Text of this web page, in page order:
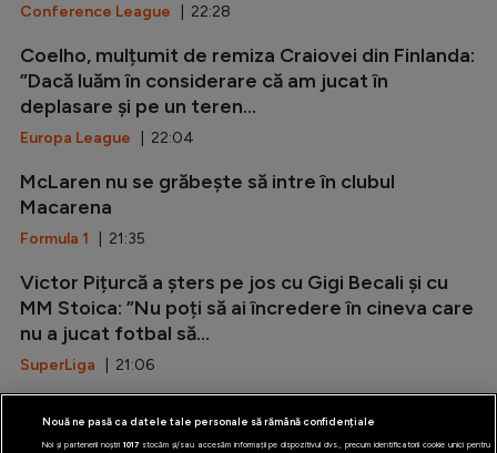
Conference League | 22:28
Coelho, mulțumit de remiza Craiovei din Finlanda:
”Dacă luăm în considerare că am jucat în
deplasare și pe un teren...
Europa League | 22:04
McLaren nu se grăbește să intre în clubul
Macarena
Formula 1 | 21:35
Victor Pițurcă a șters pe jos cu Gigi Becali și cu
MM Stoica: ”Nu poți să ai încredere în cineva care
nu a jucat fotbal să...
SuperLiga | 21:06
LaLiga| 20:37
Nouă ne pasă ca datele tale personale să rămână confidențiale
Noi și partenerii noștri 1017stocăm și/sau accesăm informații pe dispozitivul dvs., precum identificatorii cookie unici pentru